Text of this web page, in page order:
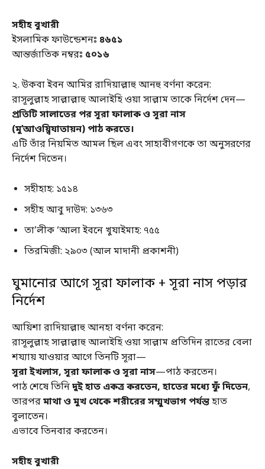
সহীহ বুখারী
ইসলামিক ফাউন্ডেশনঃ ৪৬৫১
আন্তর্জাতিক নম্বরঃ ৫০১৬
২. উকবা ইবন আমির রাদিয়াল্লাহু আনহু বর্ণনা করেন:
রাসূলুল্লাহ সাল্লাল্লাহু আলাইহি ওয়া সাল্লাম তাকে নির্দেশ দেন—
প্রতিটি সালাতের পর সূরা ফালাক ও সূরা নাস
(মু’আওয়্বিযাতায়ন) পাঠ করতে।
এটি তাঁর নিয়মিত আমল ছিল এবং সাহাবীগণকে তা অনুসরণের
নির্দেশ দিতেন।
সহীহাহ: ১৫১৪
সহীহ আবু দাউদ: ১৩৬৩
তা’লীক ‘আলা ইবনে খুযাইমাহ: ৭৫৫
তিরমিজী: ২৯০৩ (আল মাদানী প্রকাশনী)
ঘুমানোর আগে সূরা ফালাক + সূরা নাস পড়ার
নির্দেশ
আয়িশা রাদিয়াল্লাহু আনহা বর্ণনা করেন:
রাসূলুল্লাহ সাল্লাল্লাহু আলাইহি ওয়া সাল্লাম প্রতিদিন রাতের বেলা
শয্যায় যাওয়ার আগে তিনটি সূরা—
সূরা ইখলাস, সূরা ফালাক ও সূরা নাস—পাঠ করতেন।
পাঠ শেষে তিনিদুই হাত একত্র করতেন, হাতের মধ্যে ফুঁ দিতেন,
তারপরমাথা ও মুখ থেকে শরীরের সম্মুখভাগ পর্যন্তহাত
বুলাতেন।
এভাবে তিনবার করতেন।
সহীহ বুখারী